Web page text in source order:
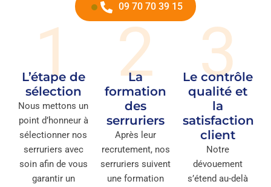
09 70 70 39 15
1
L’étape de
sélection
Nous mettons un
point d’honneur à
sélectionner nos
serruriers avec
soin afin de vous
garantir un
2
La
formation
des
serruriers
Après leur
recrutement, nos
serruriers suivent
une formation
3
Le contrôle
qualité et
la
satisfaction
client
Notre
dévouement
s’étend au-delà